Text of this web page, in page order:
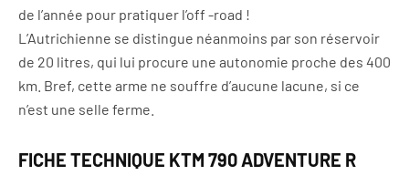
de l’année pour pratiquer l’off -road !
L’Autrichienne se distingue néanmoins par son réservoir
de 20 litres, qui lui procure une autonomie proche des 400
km. Bref, cette arme ne souffre d’aucune lacune, si ce
n’est une selle ferme.
FICHE TECHNIQUE KTM 790 ADVENTURE R